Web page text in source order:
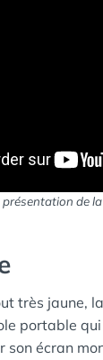
présentation de
très jaune,
portable
son écran